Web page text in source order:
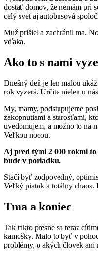
dostať domov, že nemám pri
celý svet aj autobusová
Muž prišiel a zachránil ma.
vďaka.
Ako to s nami
Dnešný deň je len malou
rok vyzerá. Určite nielen u
My, mamy, podstupujeme
zakopnutiami a starosťami,
uvedomujem, a možno to na
Veľkou nocou.
Aj pred tými 2 000 rokmi to
bude v poriadku.
Stačí byť zodpovedný,
Veľký piatok a totálny chaos.
Tma a koniec
Tak takto presne sa teraz
kamošky. Malo to byť v
problémy, o akých človek